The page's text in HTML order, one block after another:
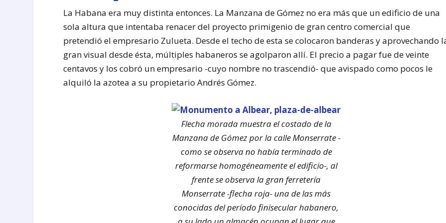
La Habana era muy distinta entonces. La Manzana de Gómez no era más que un edificio de una
sola altura que intentaba renacer del proyecto primigenio de gran centro comercial que
pretendió el empresario Zulueta. Desde el techo de esta se colocaron banderas y aprovechando
gran visual desde ésta, múltiples habaneros se agolparon allí. El precio a pagar fue de veinte
centavos y los cobró un empresario -cuyo nombre no trascendió- que avispado como pocos le
alquiló la azotea a su propietario Andrés Gómez.
Flecha morada muestra el costado de la
Manzana de Gómez por la calle Monserrate -
como se observa no había terminado de
reformarse homogéneamente el edificio-, al
frente se observa la gran ferretería
Monserrate -flecha roja- una de las más
conocidas del período finisecular habanero,